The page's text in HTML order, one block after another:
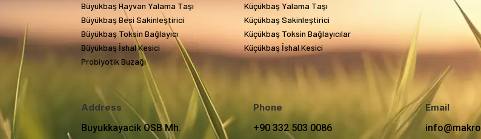
Büyükbaş Hayvan Yalama Taşı
Büyükbaş Besi Sakinleştirici
Büyükbaş Toksin Bağlayıcı
Büyükbaş İshal Kesici
Probiyotik Buzağı
Küçükbaş Yalama Taşı
Küçükbaş Sakinleştirici
Küçükbaş Toksin Bağlayıcılar
Küçükbaş İshal Kesici
Address
Buyukkayacik OSB Mh.
Phone
+90 332 503 0086
Email